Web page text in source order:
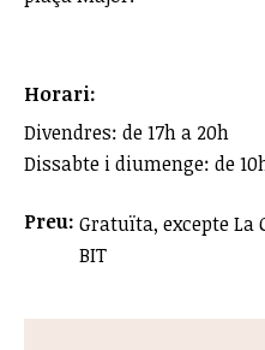
Horari:
Divendres: de 17h a 20h
Dissabte i diumenge: de
Preu: Gratuïta, excepte La
BIT